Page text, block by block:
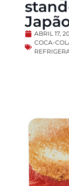
ABRIL 17,
COCA-